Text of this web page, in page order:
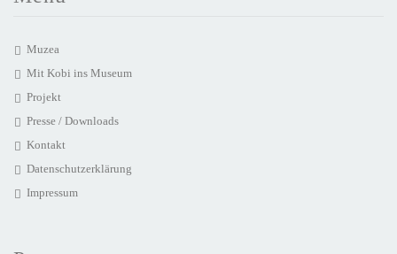
Muzea
Mit Kobi ins Museum
Projekt
Presse / Downloads
Kontakt
Datenschutzerklärung
Impressum